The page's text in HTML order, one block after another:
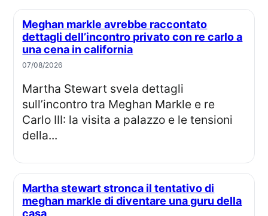
Meghan markle avrebbe raccontato
dettagli dell’incontro privato con re carlo a
una cena in california
07/08/2026
Martha Stewart svela dettagli
sull’incontro tra Meghan Markle e re
Carlo III: la visita a palazzo e le tensioni
della...
Martha stewart stronca il tentativo di
meghan markle di diventare una guru della
casa